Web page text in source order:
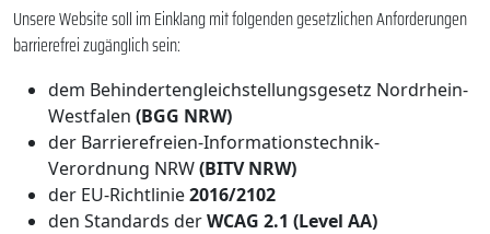
Unsere Website soll im Einklang mit folgenden gesetzlichen Anforderungen
barrierefrei zugänglich sein:
dem Behindertengleichstellungsgesetz Nordrhein-
Westfalen (BGG NRW)
der Barrierefreien-Informationstechnik-
Verordnung NRW(BITV NRW)
der EU-Richtlinie2016/2102
den Standards derWCAG 2.1 (Level AA)